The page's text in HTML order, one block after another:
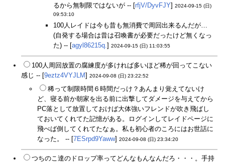
るから無制限ではないが -- [rfjV/DyvFJY] 2024-09-15 (日)
09:53:10
100人レイドは今も昔も無消費で周回出来るんだが…
(自発する場合は昔は召喚書が必要だったけど無くなっ
た) -- [agyl86215q.] 2024-09-15 (日) 11:03:55
100人周回放置の腐練度が多ければ多いほど稀が回ってこない
感じ -- [9eztz4VYJLM] 2024-09-08 (日) 23:22:52
稀って制限時間６時間だっけ？あんまり覚えてないけ
ど、寝る前か朝家を出る前に出撃してダメージを与えてから
PC落として放置しておけば大体強いフレンドが吹き飛ばし
ておいてくれてた記憶がある。ログインしてレイドページに
飛べば倒してくれてたなぁ。私も初心者のころにはお世話に
なった。 -- [7ESrpd9Yaww] 2024-09-08 (日) 23:34:20
つちのこ達のドロップ率ってどんなもんなんだろ・・・。手持